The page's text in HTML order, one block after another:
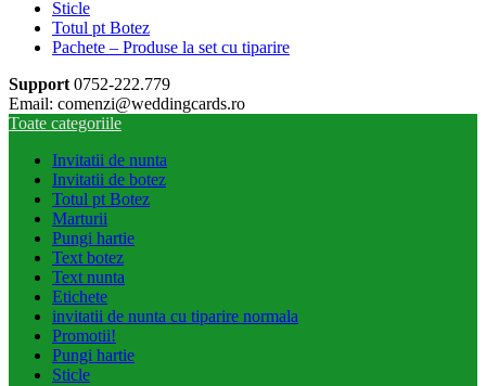
Sticle
Totul pt Botez
Pachete – Produse la set cu tiparire
Support 0752-222.779
Email: comenzi@weddingcards.ro
Toate categoriile
Invitatii de nunta
Invitatii de botez
Totul pt Botez
Marturii
Pungi hartie
Text botez
Text nunta
Etichete
invitatii de nunta cu tiparire normala
Promotii!
Pungi hartie
Sticle